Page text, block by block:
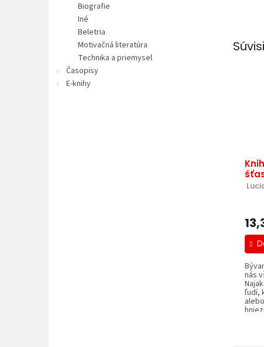
Biografie
Iné
Beletria
Motivačná literatúra
Technika a priemysel
Časopisy
E-knihy
nás
ľudí,